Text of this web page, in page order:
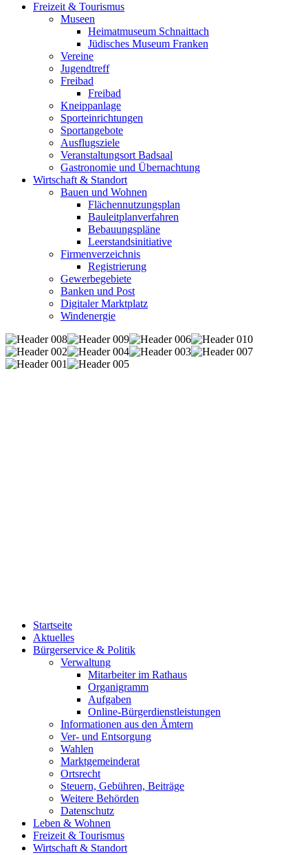
Freizeit & Tourismus
Museen
Heimatmuseum Schnaittach
Jüdisches Museum Franken
Vereine
Jugendtreff
Freibad
Freibad
Kneippanlage
Sporteinrichtungen
Sportangebote
Ausflugsziele
Veranstaltungsort Badsaal
Gastronomie und Übernachtung
Wirtschaft & Standort
Bauen und Wohnen
Flächennutzungsplan
Bauleitplanverfahren
Bebauungspläne
Leerstandsinitiative
Firmenverzeichnis
Registrierung
Gewerbegebiete
Banken und Post
Digitaler Marktplatz
Windenergie
Startseite
Aktuelles
Bürgerservice & Politik
Verwaltung
Mitarbeiter im Rathaus
Organigramm
Aufgaben
Online-Bürgerdienstleistungen
Informationen aus den Ämtern
Ver- und Entsorgung
Wahlen
Marktgemeinderat
Ortsrecht
Steuern, Gebühren, Beiträge
Weitere Behörden
Datenschutz
Leben & Wohnen
Freizeit & Tourismus
Wirtschaft & Standort